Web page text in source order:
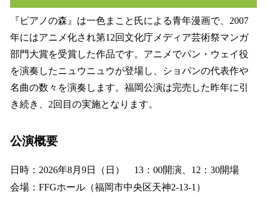
『ピアノの森』は一色まこと氏による青年漫画で、2007
年にはアニメ化され第12回文化庁メディア芸術祭マンガ
部門大賞を受賞した作品です。アニメでパン・ウェイ役
を演奏したニュウニュウが登場し、ショパンの代表作や
名曲の数々を演奏します。福岡公演は完売した昨年に引
き続き、2回目の実施となります。
公演概要
日時：2026年8月9日（日） 13：00開演、12：30開場
会場：FFGホール（福岡市中央区天神2-13-1）